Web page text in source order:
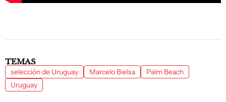
TEMAS
selección de Uruguay Marcelo Bielsa
Palm Beach
Uruguay